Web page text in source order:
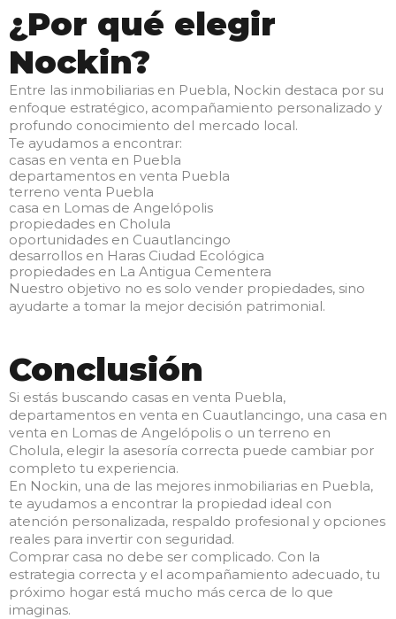
¿Por qué elegir
Nockin?
Entre las inmobiliarias en Puebla, Nockin destaca por su
enfoque estratégico, acompañamiento personalizado y
profundo conocimiento del mercado local.
Te ayudamos a encontrar:
casas en venta en Puebla
departamentos en venta Puebla
terreno venta Puebla
casa en Lomas de Angelópolis
propiedades en Cholula
oportunidades en Cuautlancingo
desarrollos en Haras Ciudad Ecológica
propiedades en La Antigua Cementera
Nuestro objetivo no es solo vender propiedades, sino
ayudarte a tomar la mejor decisión patrimonial.
Conclusión
Si estás buscando casas en venta Puebla,
departamentos en venta en Cuautlancingo, una casa en
venta en Lomas de Angelópolis o un terreno en
Cholula, elegir la asesoría correcta puede cambiar por
completo tu experiencia.
En Nockin, una de las mejores inmobiliarias en Puebla,
te ayudamos a encontrar la propiedad ideal con
atención personalizada, respaldo profesional y opciones
reales para invertir con seguridad.
Comprar casa no debe ser complicado. Con la
estrategia correcta y el acompañamiento adecuado, tu
próximo hogar está mucho más cerca de lo que
imaginas.